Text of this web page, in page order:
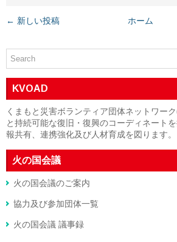
← 新しい投稿 ホーム
KVOAD
くまもと災害ボランティア団体ネットワー
と持続可能な復旧・復興のコーディネート
報共有、連携強化及び人材育成を図ります。
火の国会議
火の国会議のご案内
協力及び参加団体一覧
火の国会議 議事録